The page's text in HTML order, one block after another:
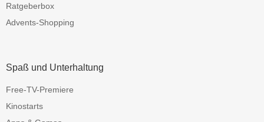
Ratgeberbox
Advents-Shopping
Spaß und Unterhaltung
Free-TV-Premiere
Kinostarts